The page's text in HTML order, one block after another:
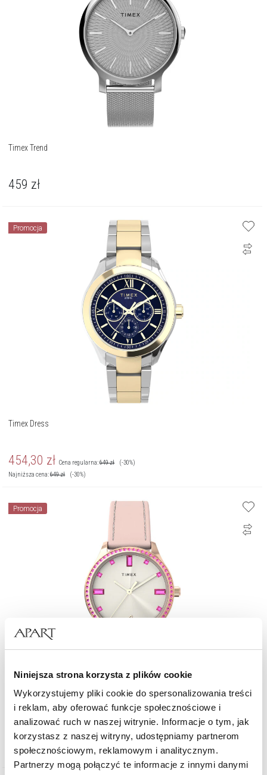
Niniejsza strona korzysta z plików cookie
Wykorzystujemy pliki cookie do spersonalizowania treści
i reklam, aby oferować funkcje społecznościowe i
analizować ruch w naszej witrynie. Informacje o tym, jak
korzystasz z naszej witryny, udostępniamy partnerom
społecznościowym, reklamowym i analitycznym.
Partnerzy mogą połączyć te informacje z innymi danymi
Timex Trend
459 zł
Promocja
Timex Dress
454,30 zł Cena regularna:649zł
(-30%)
Najniższa cena:649zł (-30%)
Promocja
Timex Dress
321,30 zł Cena regularna:
(-30%)
Najniższa cena:459zł (-30%)